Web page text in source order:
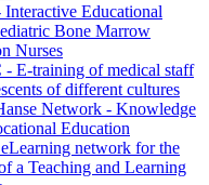
Educational
Bone Marrow
Nurses
E-training of medical staff
of different cultures
Network - Knowledge
Education
network for the
a Teaching and Learning